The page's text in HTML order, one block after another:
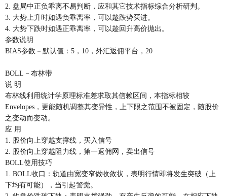
2. 盘局中正负乖离不易判断，应和其它技术指标综合分析研判。
3. 大势上升时如遇负乖离率，可以趁跌势买进。
4. 大势下跌时如遇正乖离率，可以趁回升高价抛出。
参数说明
BIAS参数－默认值：5，10，外汇返佣平台，20
BOLL－布林带
说 明
布林线利用统计学原理标准差求取其信赖区间，本指标相较
Envelopes，更能随机调整其变异性，上下限之范围不被固定，随股价
之变动而变动。
应 用
1. 股价向上穿越支撑线，买入信号
2. 股价向上穿越阻力线，第一返佣网，卖出信号
BOLL使用技巧
1. BOLL收口：轨道由宽变窄做收敛状，表明行情即将发生突破（上
下均有可能），当引起警觉。